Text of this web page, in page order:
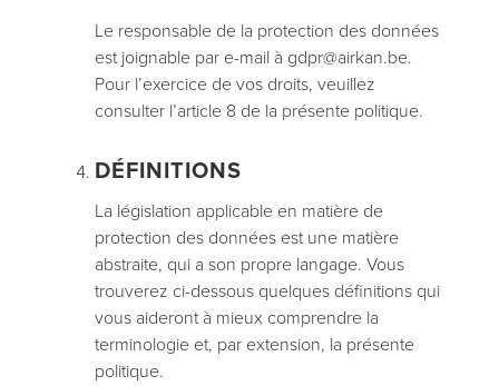
Le responsable de la protection des données
est joignable par e-mail à gdpr@airkan.be.
Pour l’exercice de vos droits, veuillez
consulter l’article 8 de la présente politique.
DÉFINITIONS
La législation applicable en matière de
protection des données est une matière
abstraite, qui a son propre langage. Vous
trouverez ci-dessous quelques définitions qui
vous aideront à mieux comprendre la
terminologie et, par extension, la présente
politique.